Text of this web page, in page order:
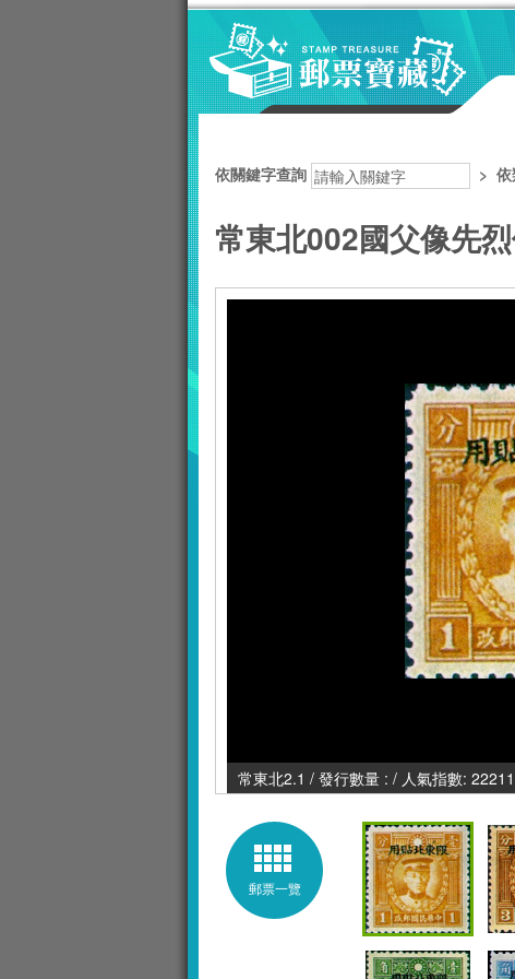
依關鍵字查詢 >
常東北002國父像先
常東北2.1 / 發行數量 : / 人氣指數: 22211
郵票一覽